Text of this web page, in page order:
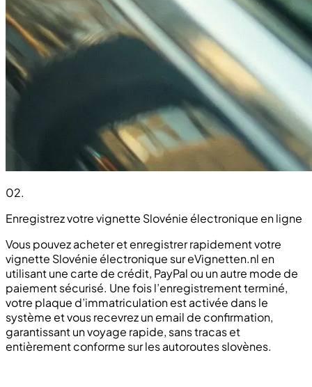
02.
Enregistrez votre vignette Slovénie électronique en ligne
Vous pouvez acheter et enregistrer rapidement votre
vignette Slovénie électronique sur eVignetten.nl en
utilisant une carte de crédit, PayPal ou un autre mode de
paiement sécurisé. Une fois l’enregistrement terminé,
votre plaque d’immatriculation est activée dans le
système et vous recevrez un email de confirmation,
garantissant un voyage rapide, sans tracas et
entièrement conforme sur les autoroutes slovènes.